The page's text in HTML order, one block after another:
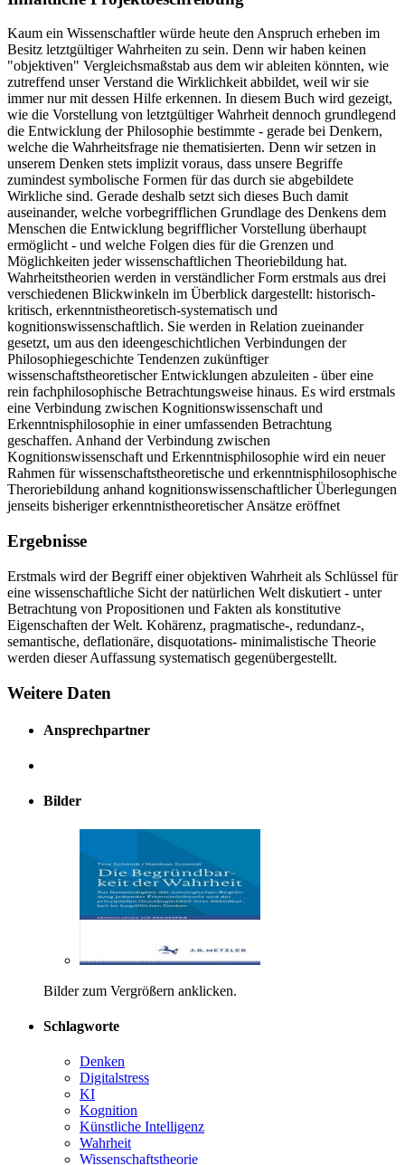
Kaum ein Wissenschaftler würde heute den Anspruch erheben im
Besitz letztgültiger Wahrheiten zu sein. Denn wir haben keinen
"objektiven" Vergleichsmaßstab aus dem wir ableiten könnten, wie
zutreffend unser Verstand die Wirklichkeit abbildet, weil wir sie
immer nur mit dessen Hilfe erkennen. In diesem Buch wird gezeigt,
wie die Vorstellung von letztgültiger Wahrheit dennoch grundlegend
die Entwicklung der Philosophie bestimmte - gerade bei Denkern,
welche die Wahrheitsfrage nie thematisierten. Denn wir setzen in
unserem Denken stets implizit voraus, dass unsere Begriffe
zumindest symbolische Formen für das durch sie abgebildete
Wirkliche sind. Gerade deshalb setzt sich dieses Buch damit
auseinander, welche vorbegrifflichen Grundlage des Denkens dem
Menschen die Entwicklung begrifflicher Vorstellung überhaupt
ermöglicht - und welche Folgen dies für die Grenzen und
Möglichkeiten jeder wissenschaftlichen Theoriebildung hat.
Wahrheitstheorien werden in verständlicher Form erstmals aus drei
verschiedenen Blickwinkeln im Überblick dargestellt: historisch-
kritisch, erkenntnistheoretisch-systematisch und
kognitionswissenschaftlich. Sie werden in Relation zueinander
gesetzt, um aus den ideengeschichtlichen Verbindungen der
Philosophiegeschichte Tendenzen zukünftiger
wissenschaftstheoretischer Entwicklungen abzuleiten - über eine
rein fachphilosophische Betrachtungsweise hinaus. Es wird erstmals
eine Verbindung zwischen Kognitionswissenschaft und
Erkenntnisphilosophie in einer umfassenden Betrachtung
geschaffen. Anhand der Verbindung zwischen
Kognitionswissenschaft und Erkenntnisphilosophie wird ein neuer
Rahmen für wissenschaftstheoretische und erkenntnisphilosophische
Theroriebildung anhand kognitionswissenschaftlicher Überlegungen
jenseits bisheriger erkenntnistheoretischer Ansätze eröffnet
Ergebnisse
Erstmals wird der Begriff einer objektiven Wahrheit als Schlüssel für
eine wissenschaftliche Sicht der natürlichen Welt diskutiert - unter
Betrachtung von Propositionen und Fakten als konstitutive
Eigenschaften der Welt. Kohärenz, pragmatische-, redundanz-,
semantische, deflationäre, disquotations- minimalistische Theorie
werden dieser Auffassung systematisch gegenübergestellt.
Weitere Daten
Ansprechpartner
Bilder
Bilder zum Vergrößern anklicken.
Schlagworte
Denken
Digitalstress
KI
Kognition
Künstliche Intelligenz
Wahrheit
Wissenschaftstheorie